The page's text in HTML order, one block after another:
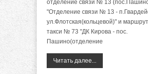
отделение связи № 13
"Отделение связи № 13 -
ул.Флотская(кольцевой)" и
такси № 73 "ДК Кирова - пос.
Пашино(отделение
Читать далее...